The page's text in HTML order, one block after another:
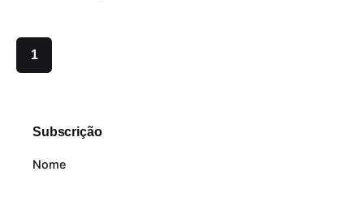
1
Subscrição
Nome